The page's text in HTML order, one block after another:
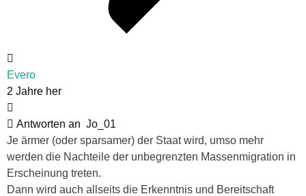
Evero
2 Jahre her
Antworten an Jo_01
Je ärmer (oder sparsamer) der Staat wird, umso mehr
werden die Nachteile der unbegrenzten Massenmigration in
Erscheinung treten.
Dann wird auch allseits die Erkenntnis und Bereitschaft